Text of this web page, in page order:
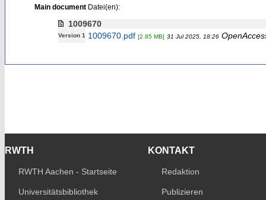
Main documentDatei(en):
1009670
Version 1 1009670.pdf [2.85 MB] 31 Jul 2025, 18:26
RWTH
RWTH Aachen - Startseite
Universitätsbibliothek
KONTAKT
Redaktion
Publizieren